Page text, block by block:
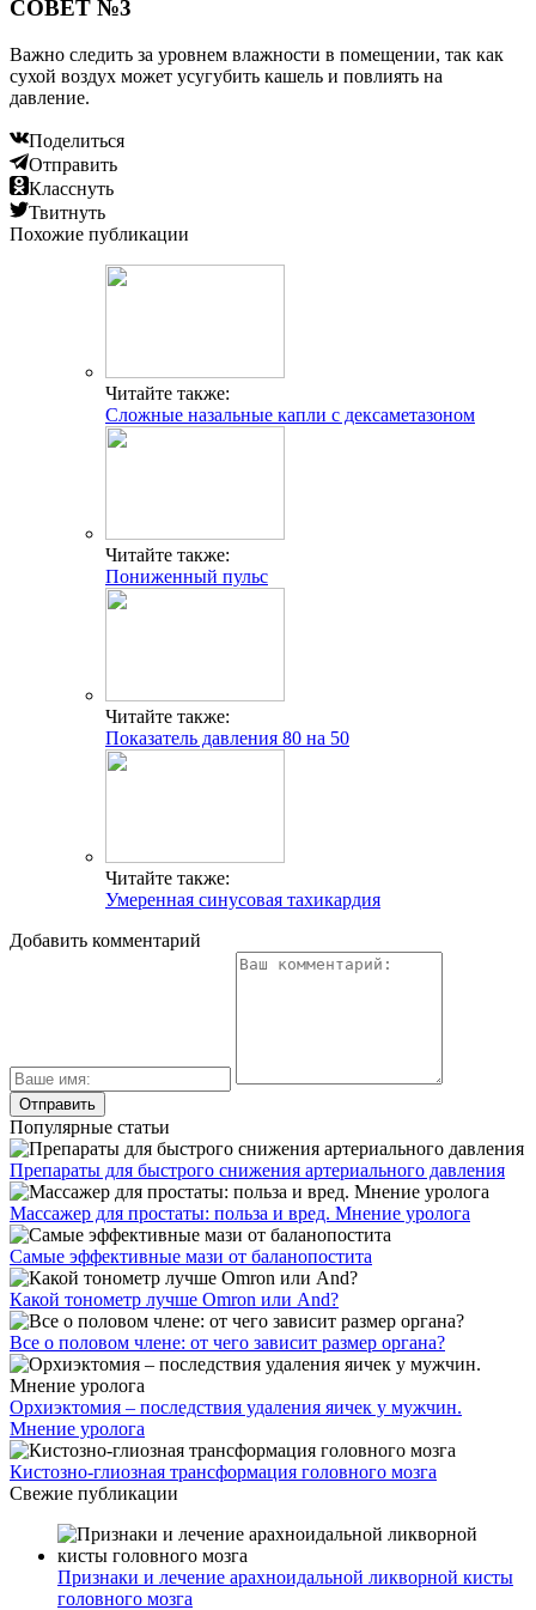
СОВЕТ №3
Важно следить за уровнем влажности в помещении, так как
сухой воздух может усугубить кашель и повлиять на
давление.
Поделиться
Отправить
Класснуть
Твитнуть
Похожие публикации
Читайте также:
Сложные назальные капли с дексаметазоном
Читайте также:
Пониженный пульс
Читайте также:
Показатель давления 80 на 50
Читайте также:
Умеренная синусовая тахикардия
Добавить комментарий
Популярные статьи
Препараты для быстрого снижения артериального давления
Массажер для простаты: польза и вред. Мнение уролога
Самые эффективные мази от баланопостита
Какой тонометр лучше Omron или And?
Все о половом члене: от чего зависит размер органа?
Орхиэктомия – последствия удаления яичек у мужчин.
Мнение уролога
Кистозно-глиозная трансформация головного мозга
Свежие публикации
Признаки и лечение арахноидальной ликворной кисты
головного мозга